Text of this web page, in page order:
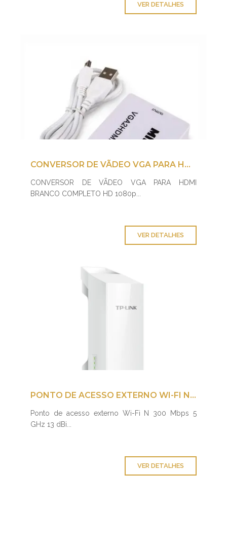
VER DETALHES
CONVERSOR DE VÃDEO VGA PARA HDMI BRANCO COMPLETO HD 1080P
CONVERSOR DE VÃDEO VGA PARA HDMI
BRANCO COMPLETO HD 1080p...
VER DETALHES
PONTO DE ACESSO EXTERNO WI-FI N 300 MBPS 5 GHZ 13 DBI
Ponto de acesso externo Wi-Fi N 300 Mbps 5
GHz 13 dBi...
VER DETALHES